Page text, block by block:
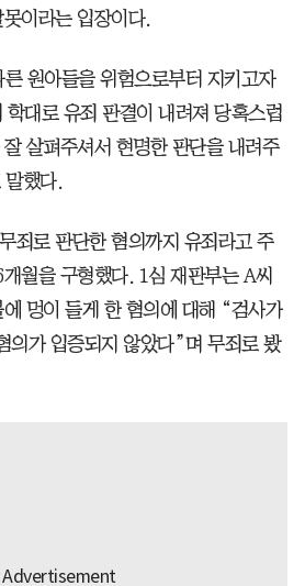
이라는 입장이다.
원아들을 위험으로부터 지키고자
대로 유죄 판결이 내려져 당혹스럽
살펴주셔서 현명한 판단을 내려주
말했다.
죄로 판단한 혐의까지 유죄라고 주
월을 구형했다. 1심 재판부는 A씨
멍이 들게 한 혐의에 대해 “검사가
의가 입증되지 않았다”며 무죄로 봤